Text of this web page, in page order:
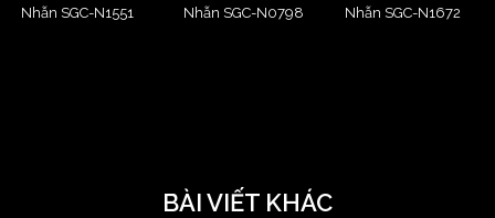
Nhẫn SGC-N1551 Nhẫn SGC-N0798 Nhẫn SGC-N1672
BÀI VIẾT KHÁC